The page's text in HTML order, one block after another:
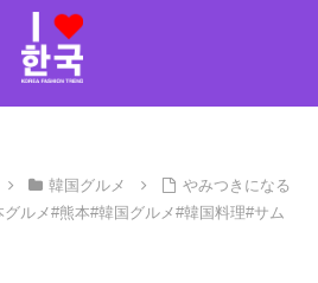
韓国グルメ
やみつきになる
ルメ#熊本#韓国グルメ#韓国料理#サム